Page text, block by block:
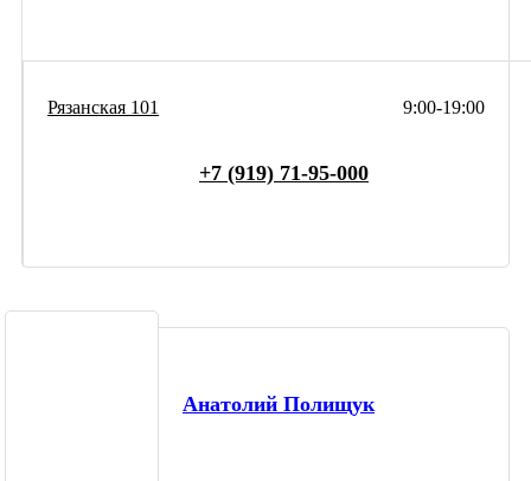
9:00-19:00
Рязанская 101
+7 (919) 71-95-000
Анатолий Полищук